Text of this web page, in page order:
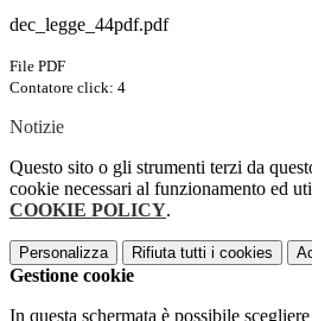
dec_legge_44pdf.pdf
File PDF
Contatore click: 4
Notizie
Questo sito o gli strumenti terzi da
cookie necessari al funzionamento ed
COOKIE POLICY.
Personalizza Rifiuta tutti i cookies
Gestione cookie
In questa schermata è possibile